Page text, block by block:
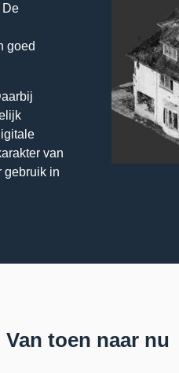
De
goed
van
gebruik in
Van toen naar nu